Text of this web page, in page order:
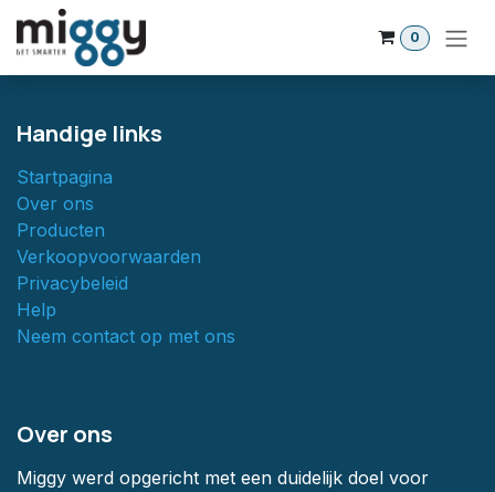
Overslaan naar inhoud
0
Handige links
Startpagina
Over ons
Producten
Verkoopvoorwaarden
Privacybeleid
Help
Neem contact op met ons
Over ons
Miggy werd opgericht met een duidelijk doel voor